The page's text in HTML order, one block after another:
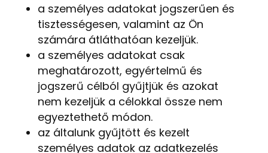
a személyes adatokat jogszerűen és
tisztességesen, valamint az Ön
számára átláthatóan kezeljük.
a személyes adatokat csak
meghatározott, egyértelmű és
jogszerű célból gyűjtjük és azokat
nem kezeljük a célokkal össze nem
egyeztethető módon.
az általunk gyűjtött és kezelt
személyes adatok az adatkezelés